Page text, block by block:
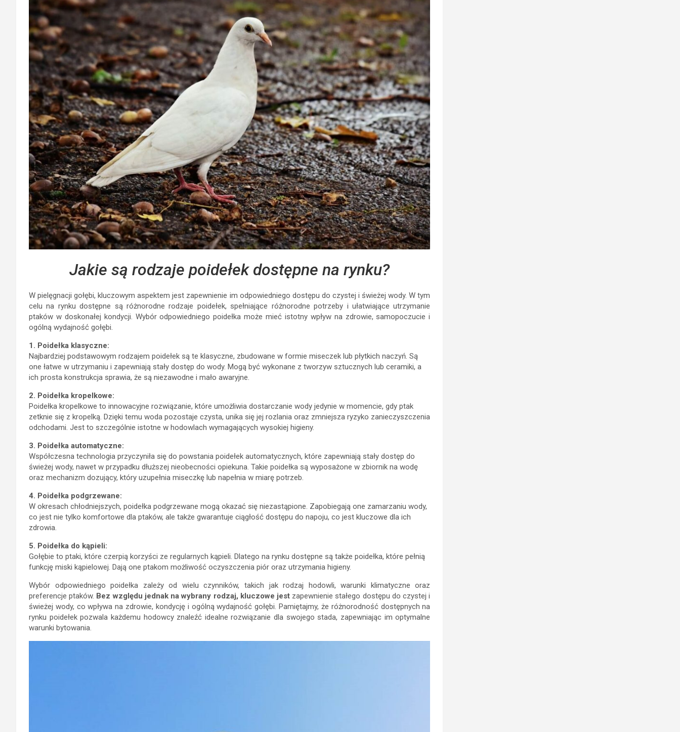
Jakie są rodzaje poidełek dostępne na rynku?
W pielęgnacji gołębi, kluczowym aspektem jest zapewnienie im odpowiedniego dostępu do czystej i świeżej wody. W tym
celu na rynku dostępne są różnorodne rodzaje poidełek, spełniające różnorodne potrzeby i ułatwiające utrzymanie
ptaków w doskonałej kondycji. Wybór odpowiedniego poidełka może mieć istotny wpływ na zdrowie, samopoczucie i
ogólną wydajność gołębi.
1. Poidełka klasyczne:
Najbardziej podstawowym rodzajem poidełek są te klasyczne, zbudowane w formie miseczek lub płytkich naczyń. Są
one łatwe w utrzymaniu i zapewniają stały dostęp do wody. Mogą być wykonane z tworzyw sztucznych lub ceramiki, a
ich prosta konstrukcja sprawia, że są niezawodne i mało awaryjne.
2. Poidełka kropelkowe:
Poidełka kropelkowe to innowacyjne rozwiązanie, które umożliwia dostarczanie wody jedynie w momencie, gdy ptak
zetknie się z kropelką. Dzięki temu woda pozostaje czysta, unika się jej rozlania oraz zmniejsza ryzyko zanieczyszczenia
odchodami. Jest to szczególnie istotne w hodowlach wymagających wysokiej higieny.
3. Poidełka automatyczne:
Współczesna technologia przyczyniła się do powstania poidełek automatycznych, które zapewniają stały dostęp do
świeżej wody, nawet w przypadku dłuższej nieobecności opiekuna. Takie poidełka są wyposażone w zbiornik na wodę
oraz mechanizm dozujący, który uzupełnia miseczkę lub napełnia w miarę potrzeb.
4. Poidełka podgrzewane:
W okresach chłodniejszych, poidełka podgrzewane mogą okazać się niezastąpione. Zapobiegają one zamarzaniu wody,
co jest nie tylko komfortowe dla ptaków, ale także gwarantuje ciągłość dostępu do napoju, co jest kluczowe dla ich
zdrowia.
5. Poidełka do kąpieli:
Gołębie to ptaki, które czerpią korzyści ze regularnych kąpieli. Dlatego na rynku dostępne są także poidełka, które pełnią
funkcję miski kąpielowej. Dają one ptakom możliwość oczyszczenia piór oraz utrzymania higieny.
Wybór odpowiedniego poidełka zależy od wielu czynników, takich jak rodzaj hodowli, warunki klimatyczne oraz
preferencje ptaków. Bez względu jednak na wybrany rodzaj, kluczowe jest zapewnienie stałego dostępu do czystej i
świeżej wody, co wpływa na zdrowie, kondycję i ogólną wydajność gołębi. Pamiętajmy, że różnorodność dostępnych na
rynku poidełek pozwala każdemu hodowcy znaleźć idealne rozwiązanie dla swojego stada, zapewniając im optymalne
warunki bytowania.